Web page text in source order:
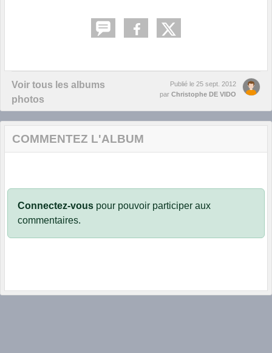
Voir tous les albums
photos
Publié le 25 sept. 2012
par Christophe DE VIDO
COMMENTEZ L'ALBUM
Connectez-vous pour pouvoir participer aux
commentaires.